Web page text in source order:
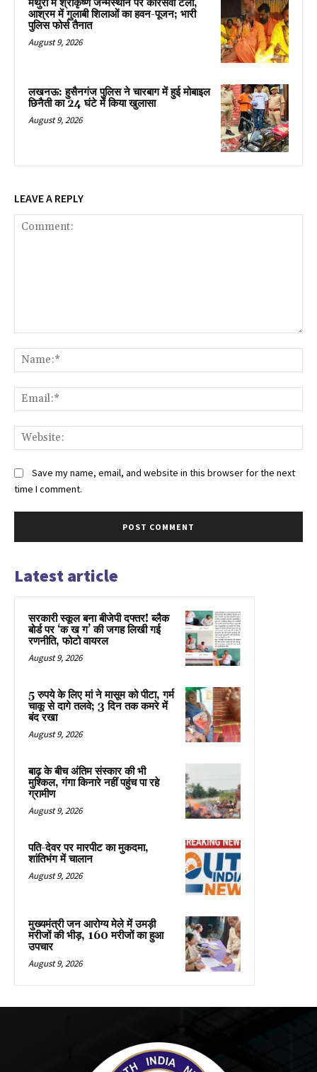
मथुरा में श्रीकृष्ण जन्मस्थान पर कारसेवा टली,
आश्रम में गुलाबी शिलाओं का हवन-पूजन; भारी
पुलिस फोर्स तैनात
August 9, 2026
लखनऊ: हुसैनगंज पुलिस ने चारबाग में हुई मोबाइल
छिनैती का 24 घंटे में किया खुलासा
August 9, 2026
LEAVE A REPLY
Save my name, email, and website in this browser for the next
time I comment.
Latest article
सरकारी स्कूल बना बीजेपी दफ्तर! ब्लैक
बोर्ड पर ‘क ख ग’ की जगह लिखी गई
रणनीति, फोटो वायरल
August 9, 2026
5 रुपये के लिए मां ने मासूम को पीटा, गर्म
चाकू से दागे तलवे; 3 दिन तक कमरे में
बंद रखा
August 9, 2026
बाढ़ के बीच अंतिम संस्कार की भी
मुश्किल, गंगा किनारे नहीं पहुंच पा रहे
ग्रामीण
August 9, 2026
पति-देवर पर मारपीट का मुकदमा,
शांतिभंग में चालान
August 9, 2026
मुख्यमंत्री जन आरोग्य मेले में उमड़ी
मरीजों की भीड़, 160 मरीजों का हुआ
उपचार
August 9, 2026